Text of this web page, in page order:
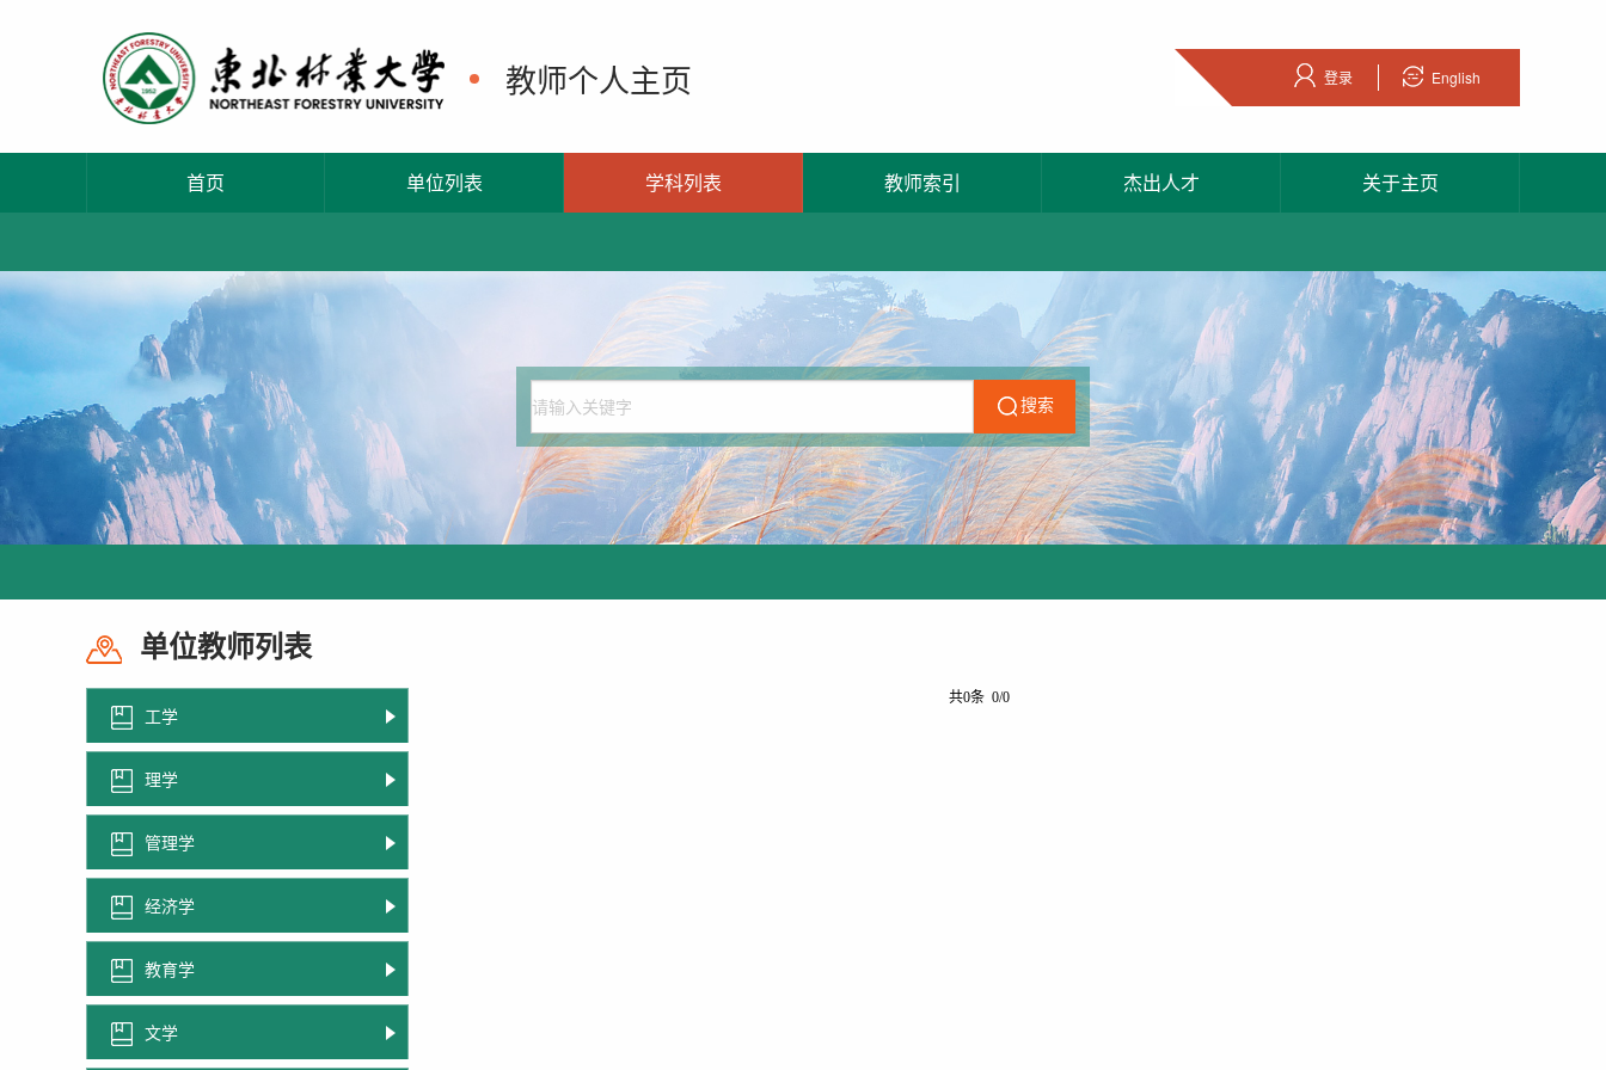
教师个人主页 登录 English
首页 单位列表 学科列表 教师索引 杰出人才 关于主页
搜索
单位教师列表
工学
理学
管理学
经济学
教育学
文学
共0条 0/0